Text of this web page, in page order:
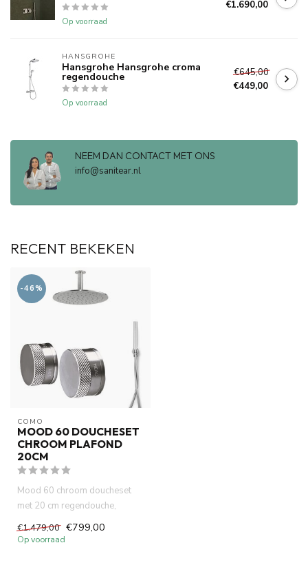
Op voorraad
€1.690,00
HANSGROHE
Hansgrohe Hansgrohe croma
regendouche
Op voorraad
€645,00
€449,00
NEEM DAN CONTACT MET ONS
info@sanitear.nl
RECENT BEKEKEN
-46%
COMO
MOOD 60 DOUCHESET
CHROOM PLAFOND
20CM
Mood 60 chroom doucheset
met 20 cm regendouche,
slimme thermostaatkraan en
plafo...
€1.479,00 €799,00
Op voorraad